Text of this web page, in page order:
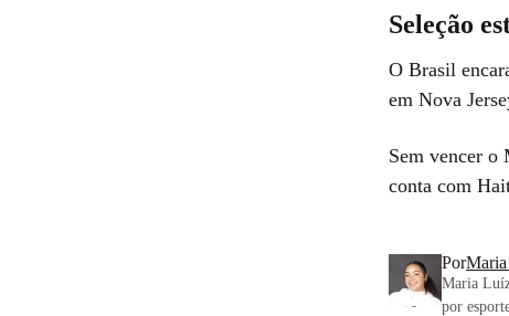
Seleção
O Brasil
em Nova
Sem vencer o
conta com
Por
Maria
por